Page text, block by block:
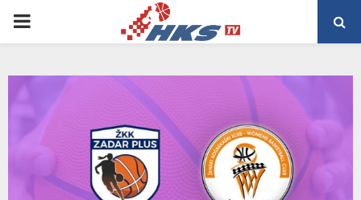
PRIMARY